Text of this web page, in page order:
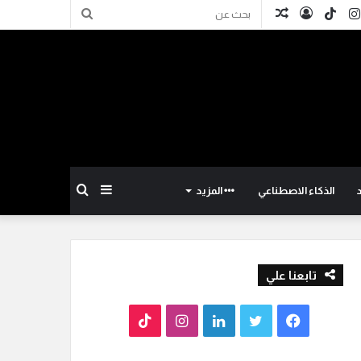
مقالتسجيلTikTokانستقرام
الذكاء الاصطناعي المزيد
عن
إضافة
عمود
تابعنا علي
ت
ل
ا